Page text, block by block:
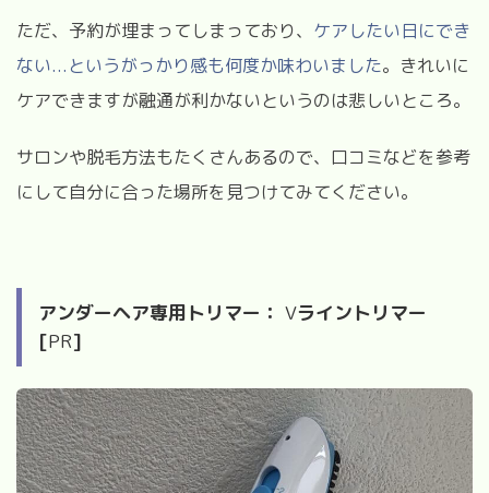
ただ、予約が埋まってしまっており、 ケアしたい日にでき
ない... というがっかり感も何度か味わいました。きれいに
ケアできますが融通が利かないというのは悲しいところ。
サロンや脱毛方法もたくさんあるので、口コミなどを参考
にして自分に合った場所を見つけてみてください。
アンダーヘア専用トリマー： Vライントリマー
[PR]